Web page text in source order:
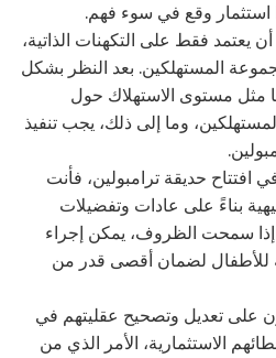
استثمار وقع في سوء فهم.
أن يعتمد فقط على التكهنات الذاتية،
المستهلكين. بعد النظر بشكل
مستوى الاستهلاك حول
وما إلى ذلك، يجب تنفيذ
افتتاح حديقة ترامبولين، فأنت
بناءً على عادات وتفضيلات
إذا سمحت الظروف، يمكن إجراء
للأطفال لضمان أقصى قدر من
على تعديل وتصحيح عقليتهم في
الاستثمارية، الأمر الذي من